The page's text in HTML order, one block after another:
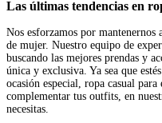
Las últimas tendencias en
Nos esforzamos por
de mujer. Nuestro equipo de
buscando las mejores prendas y
única y exclusiva. Ya sea que
ocasión especial, ropa casual
complementar tus outfits, en
necesitas.